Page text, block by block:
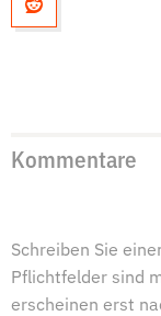
Kommentare
Schreiben Sie
Pflichtfelder sind
erscheinen erst